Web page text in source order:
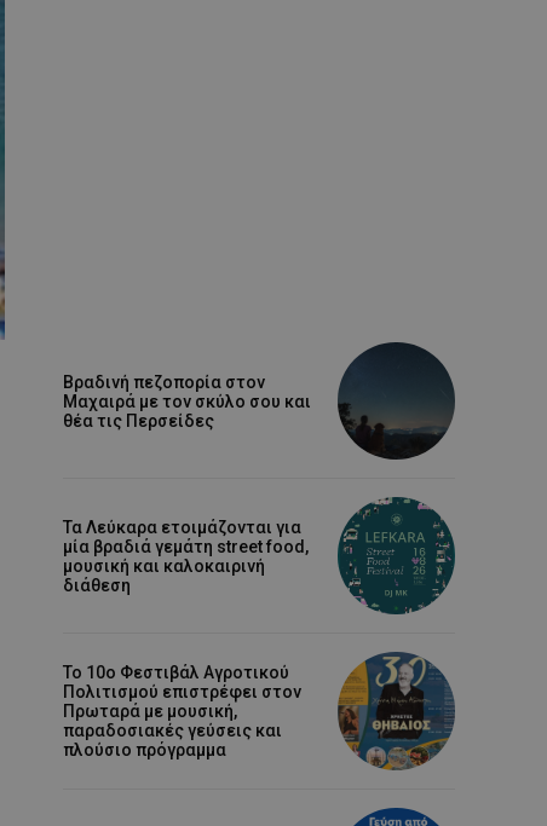
Βραδινή πεζοπορία στον
Μαχαιρά με τον σκύλο σου και
θέα τις Περσείδες
Τα Λεύκαρα ετοιμάζονται για
μία βραδιά γεμάτη street food,
μουσική και καλοκαιρινή
διάθεση
Το 10ο Φεστιβάλ Αγροτικού
Πολιτισμού επιστρέφει στον
Πρωταρά με μουσική,
παραδοσιακές γεύσεις και
πλούσιο πρόγραμμα